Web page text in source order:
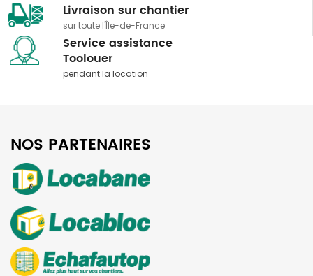
Livraison sur chantier
sur toute l'Île-de-France
Service assistance
​​​​​​​Toolouer
pendant la location
NOS PARTENAIRES